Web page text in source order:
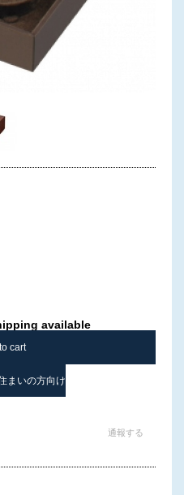
available
cart
まいの方向け
通報する